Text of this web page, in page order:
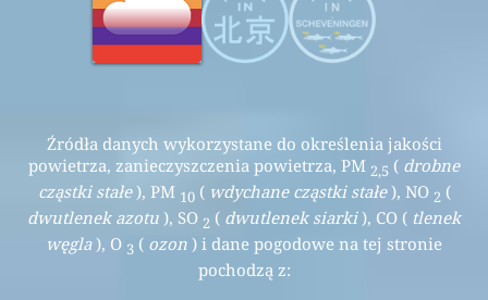
Źródła danych wykorzystane do określenia jakości
powietrza, zanieczyszczenia powietrza, PM 2,5 ( drobne
cząstki stałe), PM 10( wdychane cząstki stałe), NO 2 (
dwutlenek azotu ), SO 2 ( dwutlenek siarki), CO ( tlenek
węgla), O 3 ( ozon ) i dane pogodowe na tej stronie
pochodzą z: